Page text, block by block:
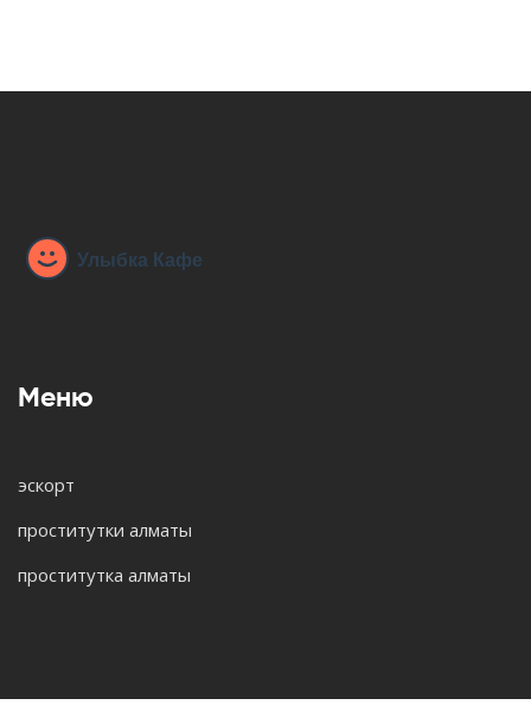
Меню
эскорт
проститутки алматы
проститутка алматы